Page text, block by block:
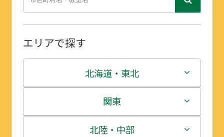
エリアで探す
北海道・東北
北海道
青森県
関東
茨城県
北陸・中部